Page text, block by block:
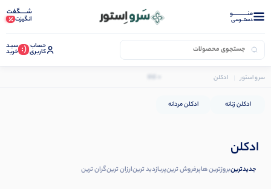
منــــــــــــو
دستــرسی
شـــــگفت
انگیزت
حساب
کاربری (: سبـد
خرید
سرو استور ادکلن
ادکلن زنانه ادکلن مردانه
ادکلن
جدیدترینبروزترین هاپرفروش ترینپربازدید ترینارزان ترینگران ترین